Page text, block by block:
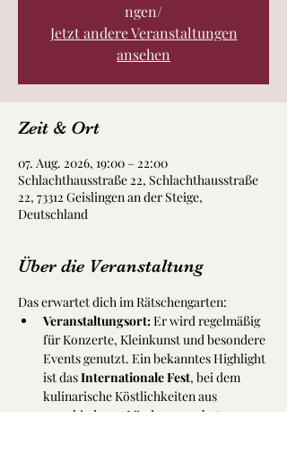
ngen/
Jetzt andere Veranstaltungen
ansehen
Zeit & Ort
07. Aug. 2026, 19:00 – 22:00
Schlachthausstraße 22, Schlachthausstraße
22, 73312 Geislingen an der Steige,
Deutschland
Über die Veranstaltung
Das erwartet dich im Rätschengarten:
Veranstaltungsort: Er wird regelmäßig
für Konzerte, Kleinkunst und besondere
Events genutzt. Ein bekanntes Highlight
ist das Internationale Fest, bei dem
kulinarische Köstlichkeiten aus
verschiedenen Ländern angeboten